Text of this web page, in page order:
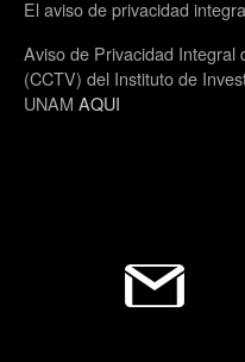
El aviso de privacidad
Aviso de Privacidad Integral
(CCTV) del Instituto de
UNAM AQUI